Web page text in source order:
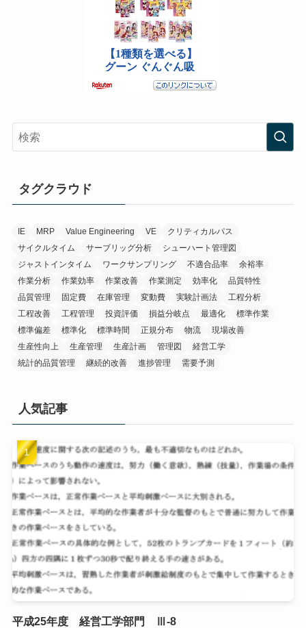
タグクラウド
IE MRP Value Engineering VE
クリティカルパス
サイクルタイム
サーブリッグ分析
シューハート管理図
ジャストインタイム
ワークサンプリング 不適合品率
余裕率
作業分析
作業効率 作業改善 作業測定 効率化
品質特性
品質管理
固定費 在庫管理 変動費 実験計画法
工程分析
工程改善
工程管理 投資評価 損益分岐点 最適化
標準作業
標準偏差
標準化 標準時間 正規分布 物流
現場改善
生産性向上
生産管理 生産計画 管理図
経営工学
統計的品質管理
継続的改善 進捗管理 需要予測
人気記事
平成25年度 経営工学部門 Ⅲ-8